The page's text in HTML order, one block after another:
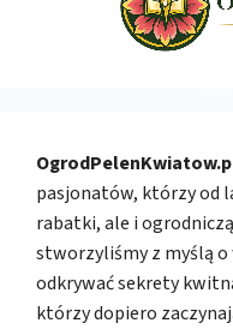
pasjonatów, którzy od
rabatki, ale i
stworzyliśmy z myślą
odkrywać sekrety
którzy dopiero